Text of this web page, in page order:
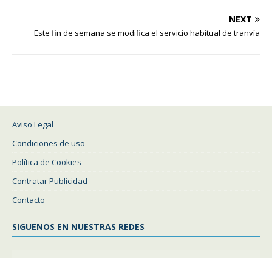
NEXT
Este fin de semana se modifica el servicio habitual de tranvía
Aviso Legal
Condiciones de uso
Política de Cookies
Contratar Publicidad
Contacto
SIGUENOS EN NUESTRAS REDES